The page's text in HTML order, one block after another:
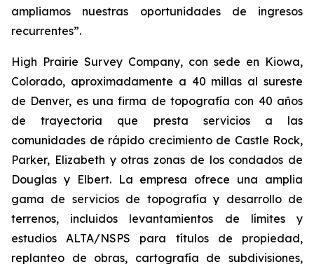
ampliamos nuestras oportunidades de ingresos
recurrentes”.
High Prairie Survey Company, con sede en Kiowa,
Colorado, aproximadamente a 40 millas al sureste
de Denver, es una firma de topografía con 40 años
de trayectoria que presta servicios a las
comunidades de rápido crecimiento de Castle Rock,
Parker, Elizabeth y otras zonas de los condados de
Douglas y Elbert. La empresa ofrece una amplia
gama de servicios de topografía y desarrollo de
terrenos, incluidos levantamientos de límites y
estudios ALTA/NSPS para títulos de propiedad,
replanteo de obras, cartografía de subdivisiones,